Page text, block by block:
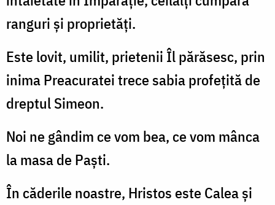
ranguri şi proprietăţi.
Este lovit, umilit, prietenii Îl părăsesc, prin
inima Preacuratei trece sabia profeţită de
dreptul Simeon.
Noi ne gândim ce vom bea, ce vom mânca
la masa de Paşti.
În căderile noastre, Hristos este Calea şi